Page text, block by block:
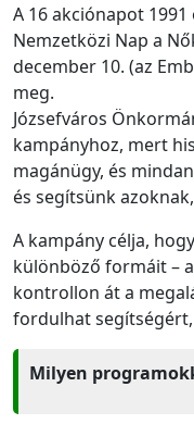
A 16 akciónapot
Nemzetközi Nap a
december 10. (az
meg.
Józsefváros
kampányhoz, mert
magánügy, és
és segítsünk
A kampány célja,
különböző formáit –
kontrollon át a
fordulhat
Milyen